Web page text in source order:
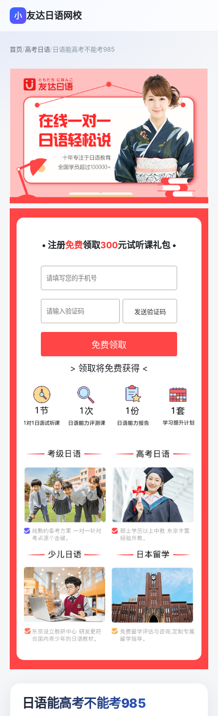
小 友达日语网校
首页/高考日语/日语能高考不能考985
• 注册免费领取300元试听课礼包 •
发送验证码
免费领取
> 领取将免费获得 <
日语能高考不能考985